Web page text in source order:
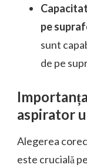
pe
sunt
de pe
aspirator
Alegerea
este crucială